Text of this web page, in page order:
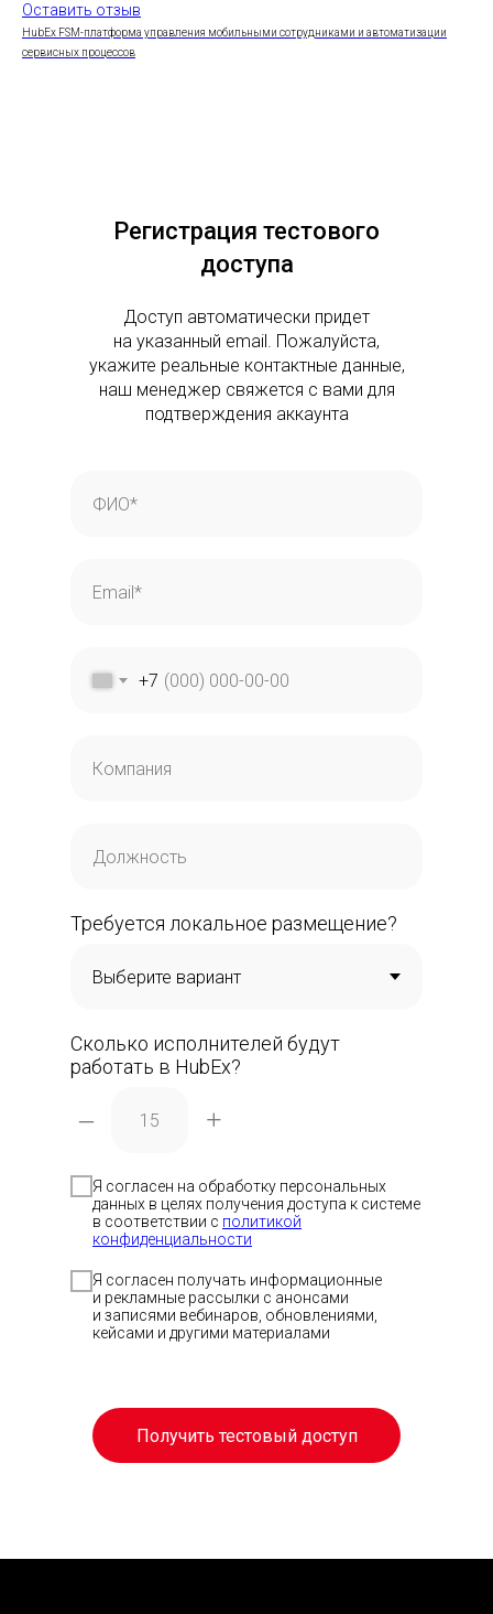
Оставить отзыв
HubEx FSM-платформа управления мобильными сотрудниками и автоматизации
сервисных процессов
+7
Требуется локальное размещение?
Сколько исполнителей будут
работать в HubEx?
– +
Я согласен на обработку персональных
данных в целях получения доступа к системе
в соответствии с политикой
конфиденциальности
Я согласен получать информационные
и рекламные рассылки с анонсами
и записями вебинаров, обновлениями,
кейсами и другими материалами
Получить тестовый доступ
Регистрация тестового
доступа
Доступ автоматически придет
на указанный email. Пожалуйста,
укажите реальные контактные данные,
наш менеджер свяжется с вами для
подтверждения аккаунта